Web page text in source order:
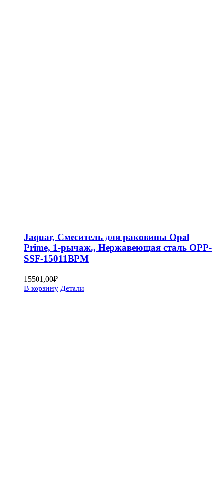
Jaquar, Смеситель для раковины Opal
Prime, 1-рычаж., Нержавеющая сталь OPP-
SSF-15011BPM
15501,00₽
В корзину Детали